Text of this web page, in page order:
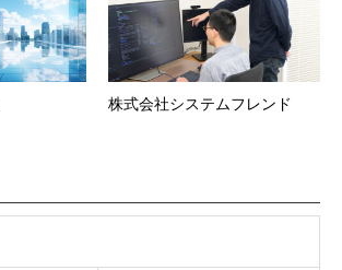
株式会社システムフレンド